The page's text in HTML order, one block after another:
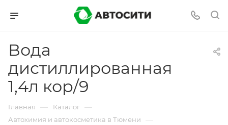
Вода
дистиллированная
1,4л кор/9
Главная — Каталог —
Автохимия и автокосметика в Тюмени —